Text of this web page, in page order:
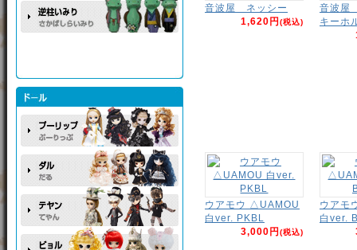
音波屋 ネッシー
1,620円(税込)
音波
キーホ
ウアモウ △UAMOU
白ver. PKBL
3,000円(税込)
ウアモ
白ver.